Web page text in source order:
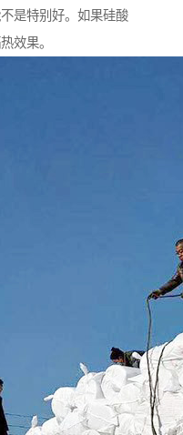
是特别好。如果硅酸
效果。